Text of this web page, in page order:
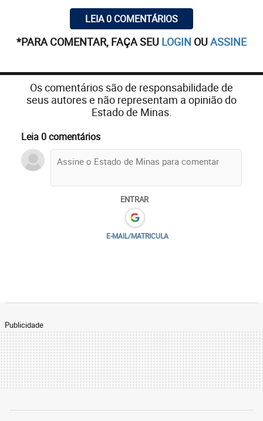
LEIA 0 COMENTÁRIOS
*PARA COMENTAR, FAÇA SEU LOGIN OUASSINE
Os comentários são de responsabilidade de
seus autores e não representam a opinião do
Estado de Minas.
Leia 0 comentários
ENTRAR
E-MAIL/MATRICULA
Publicidade